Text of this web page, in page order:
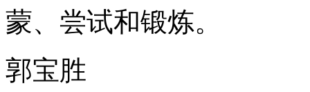
蒙、尝试和锻炼。
郭宝胜